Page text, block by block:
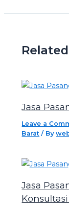
Jasa
Leave a
Barat / By
Jasa